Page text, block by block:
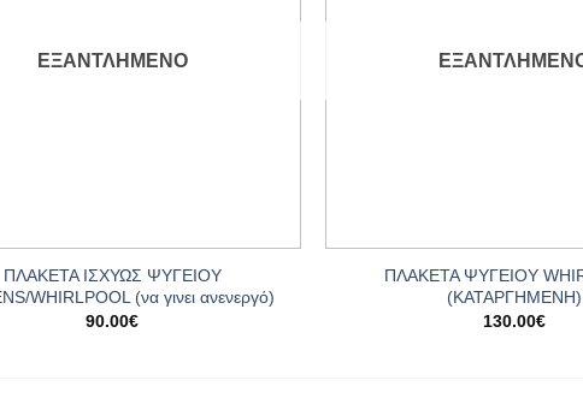
ΕΞΑΝΤΛΗΜΈΝΟ
ΠΛΑΚΕΤΑ ΙΣΧΥΩΣ ΨΥΓΕΙΟΥ
WHIRLPOOL (να γινει ανενεργό)
90.00€
ΠΛΑΚΕΤΑ ΨΥΓΕΙΟΥ
(ΚΑΤΑΡΓΗΜΕΝΗ)
130.00€